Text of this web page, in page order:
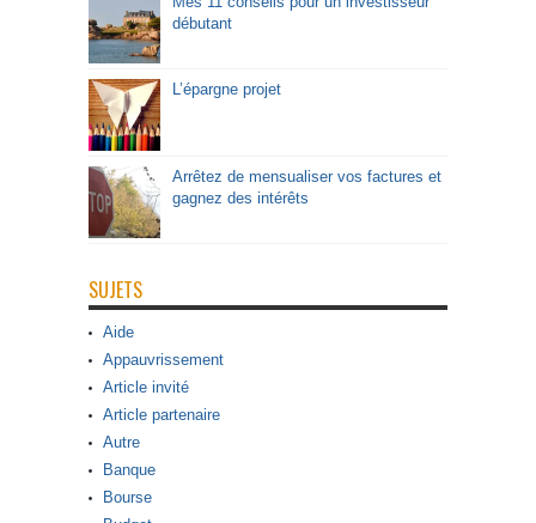
débutant
L’épargne projet
Arrêtez de mensualiser vos factures et
gagnez des intérêts
SUJETS
Aide
Appauvrissement
Article invité
Article partenaire
Autre
Banque
Bourse